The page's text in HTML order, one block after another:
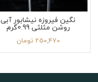
نگین فیروزه نیشابور آبی
روشن مثلثی 0.99گرم
250,470 تومان